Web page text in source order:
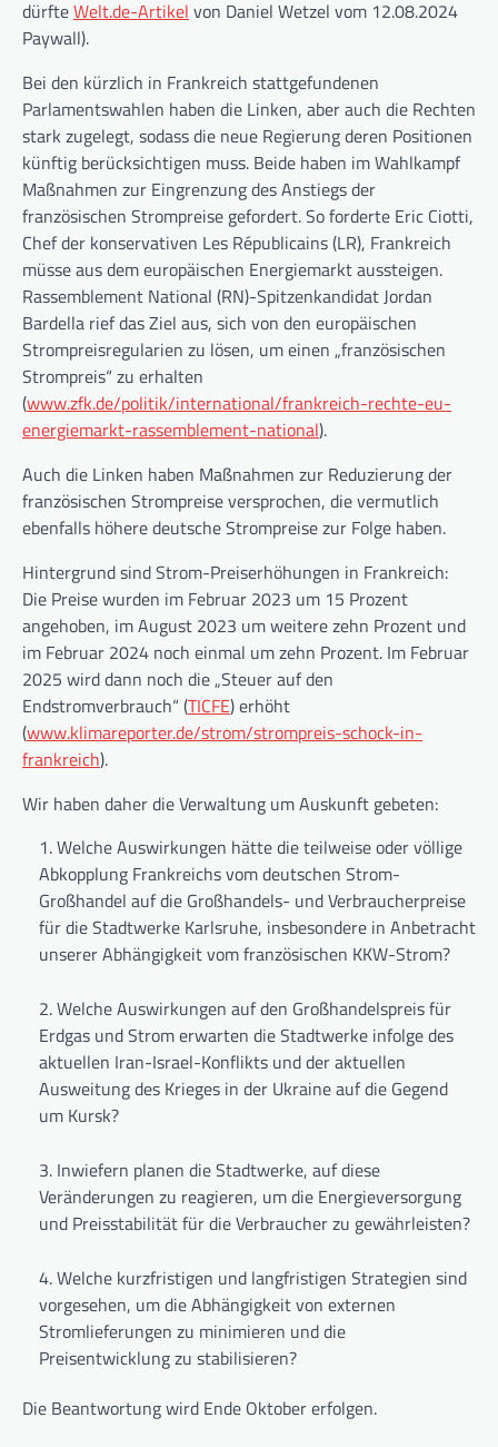
dürfteWelt.de-Artikel von Daniel Wetzel vom 12.08.2024
Paywall).
Bei den kürzlich in Frankreich stattgefundenen
Parlamentswahlen haben die Linken, aber auch die Rechten
stark zugelegt, sodass die neue Regierung deren Positionen
künftig berücksichtigen muss. Beide haben im Wahlkampf
Maßnahmen zur Eingrenzung des Anstiegs der
französischen Strompreise gefordert. So forderte Eric Ciotti,
Chef der konservativen Les Républicains (LR), Frankreich
müsse aus dem europäischen Energiemarkt aussteigen.
Rassemblement National (RN)-Spitzenkandidat Jordan
Bardella rief das Ziel aus, sich von den europäischen
Strompreisregularien zu lösen, um einen „französischen
Strompreis“ zu erhalten
(www.zfk.de/politik/international/frankreich-rechte-eu-
energiemarkt-rassemblement-national).
Auch die Linken haben Maßnahmen zur Reduzierung der
französischen Strompreise versprochen, die vermutlich
ebenfalls höhere deutsche Strompreise zur Folge haben.
Hintergrund sind Strom-Preiserhöhungen in Frankreich:
Die Preise wurden im Februar 2023 um 15 Prozent
angehoben, im August 2023 um weitere zehn Prozent und
im Februar 2024 noch einmal um zehn Prozent. Im Februar
2025 wird dann noch die „Steuer auf den
Endstromverbrauch“ (TICFE) erhöht
(www.klimareporter.de/strom/strompreis-schock-in-
frankreich).
Wir haben daher die Verwaltung um Auskunft gebeten:
Welche Auswirkungen hätte die teilweise oder völlige
Abkopplung Frankreichs vom deutschen Strom-
Großhandel auf die Großhandels- und Verbraucherpreise
für die Stadtwerke Karlsruhe, insbesondere in Anbetracht
unserer Abhängigkeit vom französischen KKW-Strom?
Welche Auswirkungen auf den Großhandelspreis für
Erdgas und Strom erwarten die Stadtwerke infolge des
aktuellen Iran-Israel-Konflikts und der aktuellen
Ausweitung des Krieges in der Ukraine auf die Gegend
um Kursk?
Inwiefern planen die Stadtwerke, auf diese
Veränderungen zu reagieren, um die Energieversorgung
und Preisstabilität für die Verbraucher zu gewährleisten?
Welche kurzfristigen und langfristigen Strategien sind
vorgesehen, um die Abhängigkeit von externen
Stromlieferungen zu minimieren und die
Preisentwicklung zu stabilisieren?
Die Beantwortung wird Ende Oktober erfolgen.